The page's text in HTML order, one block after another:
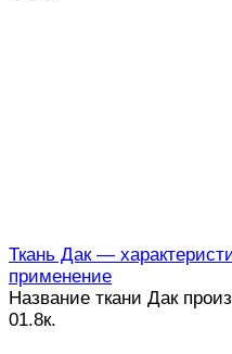
Ткань Дак —
применение
Название ткани Дак
01.8к.